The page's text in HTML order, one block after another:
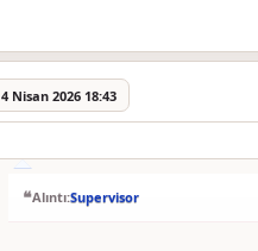
4 Nisan 2026 18:43
Alıntı:Supervisor